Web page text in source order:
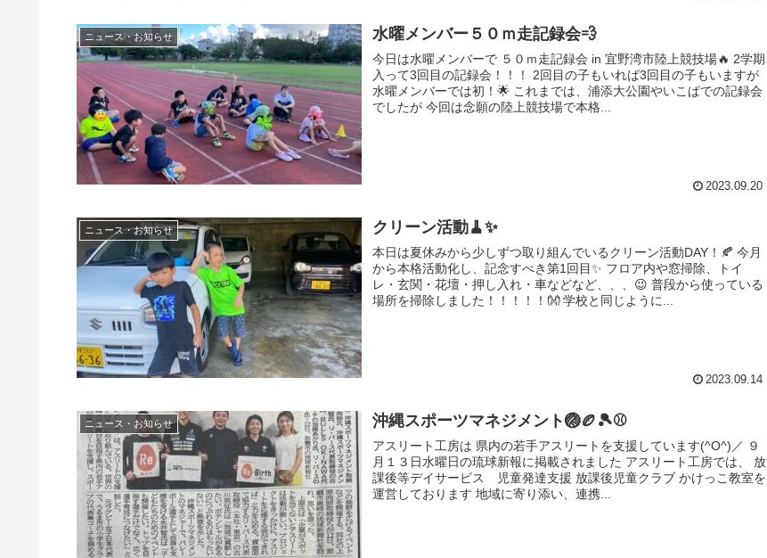
ニュース・お知らせ 水曜メンバー５０ｍ走記録会💨
今日は水曜メンバーで ５０ｍ走記録会 in 宜野湾市陸上競技場🔥 2学期
入って3回目の記録会！！！ 2回目の子もいれば3回目の子もいますが
水曜メンバーでは初！🌟 これまでは、浦添大公園やいこぱでの記録会
でしたが 今回は念願の陸上競技場で本格...
2023.09.20
ニュース・お知らせ クリーン活動🧹✨
本日は夏休みから少しずつ取り組んでいるクリーン活動DAY！🍂 今月
から本格活動化し、記念すべき第1回目✨ フロア内や窓掃除、トイ
レ・玄関・花壇・押し入れ・車などなど、、、😉 普段から使っている
場所を掃除しました！！！！！👐 学校と同じように...
2023.09.14
ニュース・お知らせ 沖縄スポーツマネジメント🏐🏉🎾⚾
アスリート工房は 県内の若手アスリートを支援しています(^O^)／ ９
月１３日水曜日の琉球新報に掲載されました アスリート工房では、 放
課後等デイサービス 児童発達支援 放課後児童クラブ かけっこ教室を
運営しております 地域に寄り添い、連携...